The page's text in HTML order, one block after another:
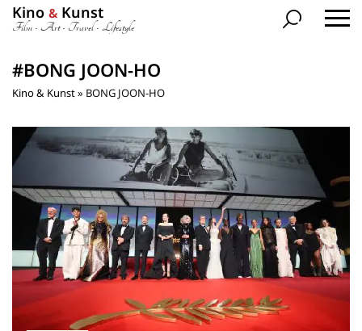
Kino & Kunst
Film • Art • Travel • Lifestyle
#BONG JOON-HO
Kino & Kunst» BONG JOON-HO